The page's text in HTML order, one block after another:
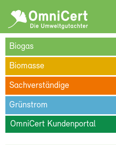
ÜBER UNS BLOG TERMINE
KONTAKT
Biogas
Biomasse
Sachverständige
Grünstrom
OmniCert Kundenportal